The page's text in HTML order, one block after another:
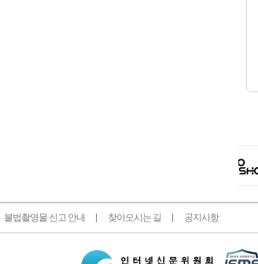
불법촬영물 신고 안내 찾아오시는 길 공지사항